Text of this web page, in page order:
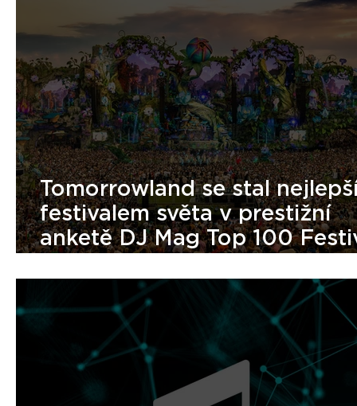
Tomorrowland se stal
festivalem světa v prestižní
anketě DJ Mag Top 100